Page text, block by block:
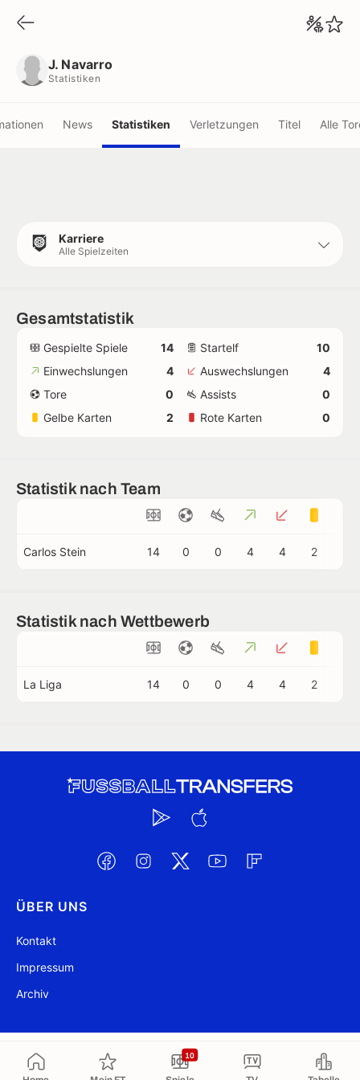
10
J. Navarro
Statistiken
News Statistiken Verletzungen Titel Alle
Karriere
Alle Spielzeiten
Gesamtstatistik
Gespielte Spiele 14 Startelf
10
Einwechslungen
4 Auswechslungen
4
Tore
0 Assists
0
Gelbe Karten
2 Rote Karten 0
Statistik nach Team
Carlos Stein 14 0 0 4 4 2
Statistik nach Wettbewerb
La Liga 14 0 0 4 4 2
ÜBER UNS
Kontakt
Impressum
Archiv
@ FussballTransfers.com 2009-2026